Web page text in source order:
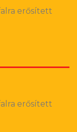
erősített
erősített